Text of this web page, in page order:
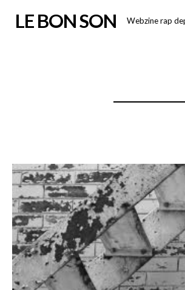
LE BON SON Webzine rap